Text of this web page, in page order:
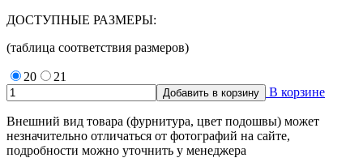
ДОСТУПНЫЕ РАЗМЕРЫ:
(таблица соответствия размеров)
20
21
В корзине
Внешний вид товара (фурнитура, цвет подошвы) может
незначительно отличаться от фотографий на сайте,
подробности можно уточнить у менеджера